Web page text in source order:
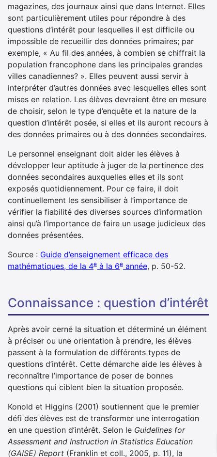
magazines, des journaux ainsi que dans Internet. Elles
sont particulièrement utiles pour répondre à des
questions d’intérêt pour lesquelles il est difficile ou
impossible de recueillir des données primaires; par
exemple, « Au fil des années, à combien se chiffrait la
population francophone dans les principales grandes
villes canadiennes? ». Elles peuvent aussi servir à
interpréter d’autres données avec lesquelles elles sont
mises en relation. Les élèves devraient être en mesure
de choisir, selon le type d’enquête et la nature de la
question d’intérêt posée, si elles et ils auront recours à
des données primaires ou à des données secondaires.
Le personnel enseignant doit aider les élèves à
développer leur aptitude à juger de la pertinence des
données secondaires auxquelles elles et ils sont
exposés quotidiennement. Pour ce faire, il doit
continuellement les sensibiliser à l’importance de
vérifier la fiabilité des diverses sources d’information
ainsi qu’à l’importance de faire un usage judicieux des
données présentées.
Source : Guide d’enseignement efficace des
mathématiques, de la 4e à la 6e année, p. 50-52.
connaissance : question d’intérêt
Après avoir cerné la situation et déterminé un élément
à préciser ou une orientation à prendre, les élèves
passent à la formulation de différents types de
questions d’intérêt. Cette démarche aide les élèves à
reconnaître l’importance de poser de bonnes
questions qui ciblent bien la situation proposée.
Konold et Higgins (2001) soutiennent que le premier
défi des élèves est de transformer une interrogation
en une question d’intérêt. Selon le Guidelines for
Assessment and Instruction in Statistics Education
(GAISE) Report (Franklin et coll., 2005, p. 11), la